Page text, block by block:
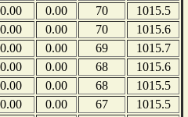
0.00 0.00 70
1015.5
0.00 0.00 70
1015.6
0.00 0.00 69
1015.7
0.00 0.00 68
1015.6
0.00 0.00 68
1015.5
0.00 0.00 67
1015.5